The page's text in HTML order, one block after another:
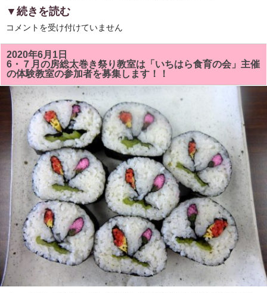
▼続きを読む
7
の
房
総
太
巻
き
ず
し
教
は
「カ
ニ」
「サ
ザ
た
文
銭」
を
巻
き
ま
す。
は
コメントを受け付けていません
2020年6月1日
6・７月の房総太巻き祭り教室は「いちはら食育の会」主催
の体験教室の参加者を募集します！！